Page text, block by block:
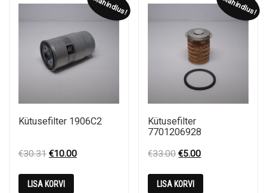
Kütusefilter 1906C2
€30.31 Original
was:
€10.00Current
LISA KORVI
Kütusefilter
7701206928
€33.00 Original
was:
€5.00Current
LISA KORVI